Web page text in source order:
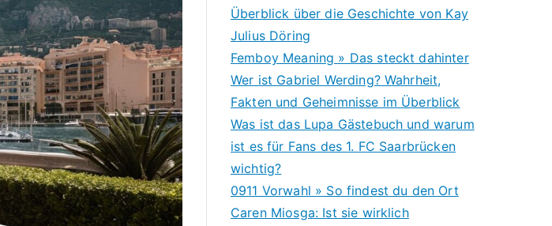
Überblick über die Geschichte von Kay
Julius Döring
Femboy Meaning » Das steckt dahinter
Wer ist Gabriel Werding? Wahrheit,
Fakten und Geheimnisse im Überblick
Was ist das Lupa Gästebuch und warum
ist es für Fans des 1. FC Saarbrücken
wichtig?
0911 Vorwahl » So findest du den Ort
Caren Miosga: Ist sie wirklich